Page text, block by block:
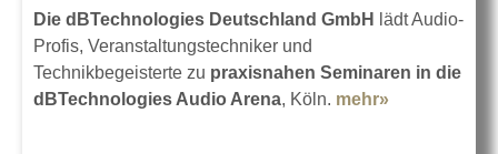
Die dBTechnologies Deutschland GmbH
lädt Audio-
Profis, Veranstaltungstechniker und
Technikbegeisterte zu praxisnahen Seminaren in die
dBTechnologies Audio Arena, Köln. mehr»